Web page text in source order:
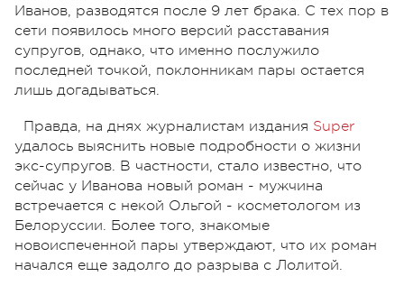
Иванов, разводятся после 9 лет брака. С тех пор в
сети появилось много версий расставания
супругов, однако, что именно послужило
последней точкой, поклонникам пары остается
лишь догадываться.
Правда, на днях журналистам издания Super
удалось выяснить новые подробности о жизни
экс-супругов. В частности, стало известно, что
сейчас у Иванова новый роман - мужчина
встречается с некой Ольгой - косметологом из
Белоруссии. Более того, знакомые
новоиспеченной пары утверждают, что их роман
начался еще задолго до разрыва с Лолитой.